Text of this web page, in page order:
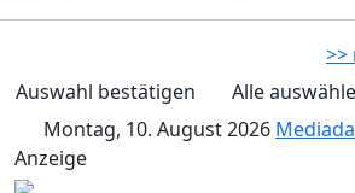
Auswahl bestätigen
Alle
Montag, 10. August 2026
Anzeige